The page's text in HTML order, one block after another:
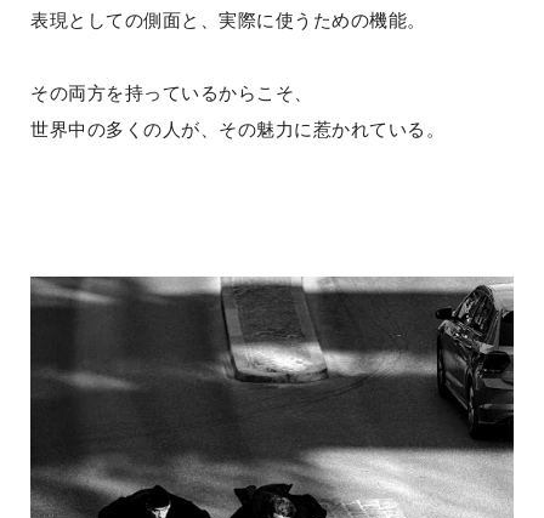
表現としての側面と、実際に使うための機能。
その両方を持っているからこそ、
世界中の多くの人が、その魅力に惹かれている。